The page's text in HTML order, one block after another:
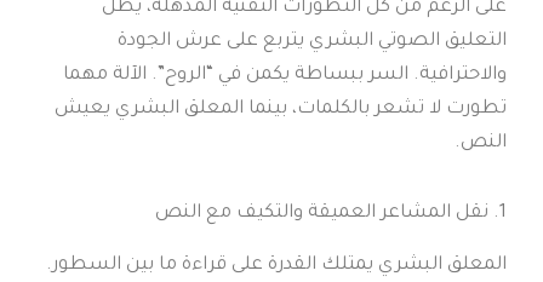
على الرغم من كل التطورات التقنية المذهلة، يظل
التعليق الصوتي البشري يتربع على عرش الجودة
والاحترافية. السر ببساطة يكمن في “الروح”. الآلة مهما
تطورت لا تشعر بالكلمات، بينما المعلق البشري يعيش
النص.
المعلق البشري يمتلك القدرة على قراءة ما بين السطور.